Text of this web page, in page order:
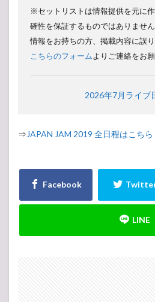
※セットリストは情報提供を元に
確性を保証するものではありません
情報をお持ちの方、掲載内容に誤
こちらのフォームよりご連絡をお願
2026年7月ライブ
⇒JAPAN JAM 2019 全日程はこちら